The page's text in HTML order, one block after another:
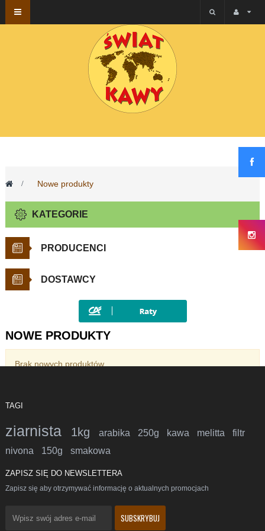
Przełącz
nawigacji
> Nowe produkty
KATEGORIE
PRODUCENCI
DOSTAWCY
NOWE PRODUKTY
Brak nowych produktów.
TAGI
ziarnista 1kg arabika 250g kawa melitta filtr
nivona 150g smakowa
ZAPISZ SIĘ DO NEWSLETTERA
Zapisz się aby otrzymywać informację o aktualnych promocjach